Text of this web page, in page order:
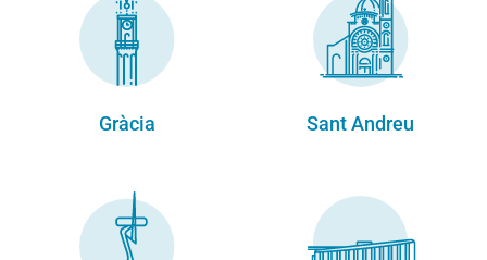
Gràcia Sant Andreu